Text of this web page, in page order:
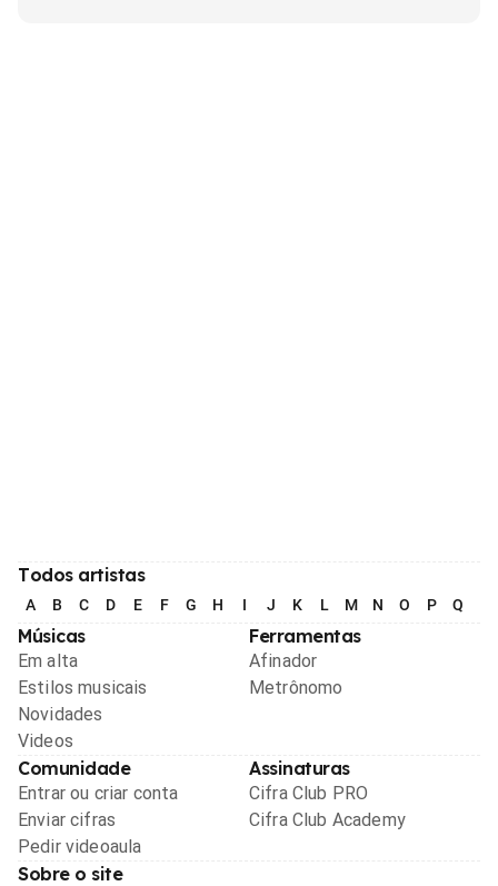
Todos artistas
A B C D E F G H I J K L M N O P Q
Músicas
Em alta
Estilos musicais
Novidades
Videos
Ferramentas
Afinador
Metrônomo
Comunidade
Entrar ou criar conta
Enviar cifras
Pedir videoaula
Assinaturas
Cifra Club PRO
Cifra Club Academy
Sobre o site